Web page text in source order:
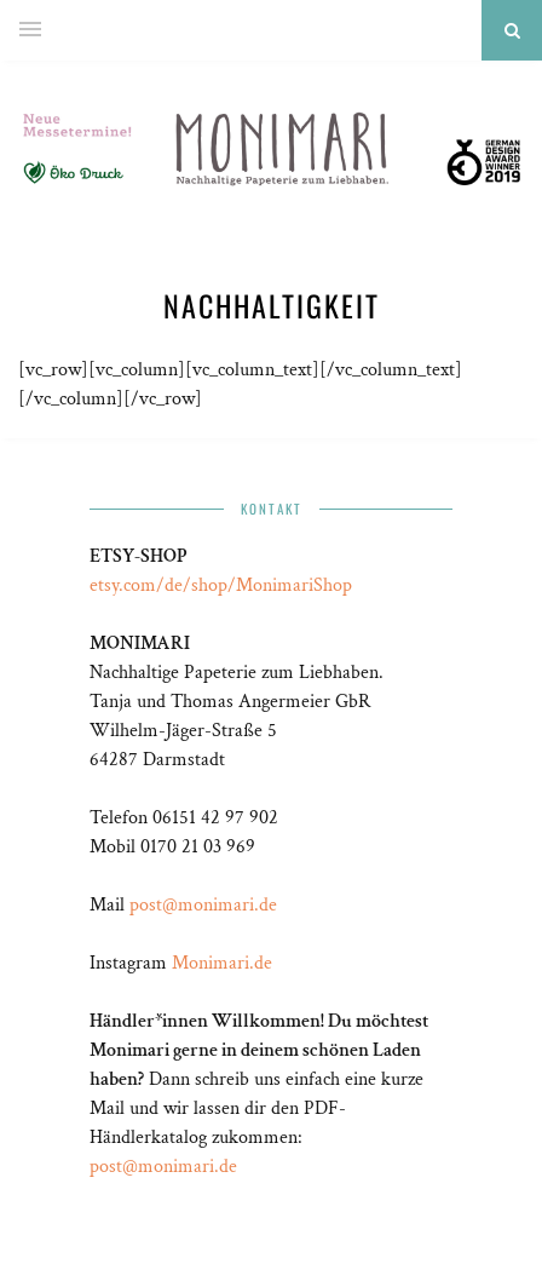
NACHHALTIGKEIT
[vc_row][vc_column][vc_column_text][/vc_column_text]
[/vc_column][/vc_row]
KONTAKT
ETSY-SHOP
etsy.com/de/shop/MonimariShop
MONIMARI
Nachhaltige Papeterie zum Liebhaben.
Tanja und Thomas Angermeier GbR
Wilhelm-Jäger-Straße 5
64287 Darmstadt
Telefon 06151 42 97 902
Mobil 0170 21 03 969
Mailpost@monimari.de
Instagram Monimari.de
Händler*innen Willkommen! Du möchtest
Monimari gerne in deinem schönen Laden
haben?Dann schreib uns einfach eine kurze
Mail und wir lassen dir den PDF-
Händlerkatalog zukommen:
post@monimari.de